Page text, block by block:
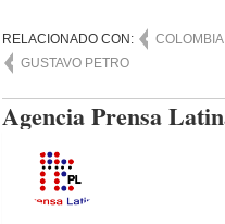
RELACIONADO CON:
GUSTAVO PETRO
Agencia Prensa